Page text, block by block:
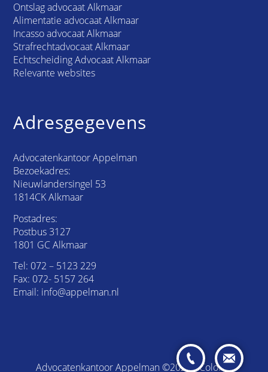
Ontslag advocaat Alkmaar
Alimentatie advocaat Alkmaar
Incasso advocaat Alkmaar
Strafrechtadvocaat Alkmaar
Echtscheiding Advocaat Alkmaar
Relevante websites
Adresgegevens
Advocatenkantoor Appelman
Bezoekadres:
Nieuwlandersingel 53
1814CK Alkmaar
Postadres:
Postbus 3127
1801 GC Alkmaar
Tel: 072 – 5123 229
Fax: 072- 5157 264
Email: info@appelman.nl
Advocatenkantoor Appelman ©2026 /Colofon